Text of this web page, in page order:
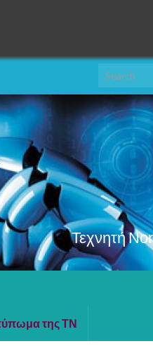
Search for:
Τεχνητή
της ΤΝ